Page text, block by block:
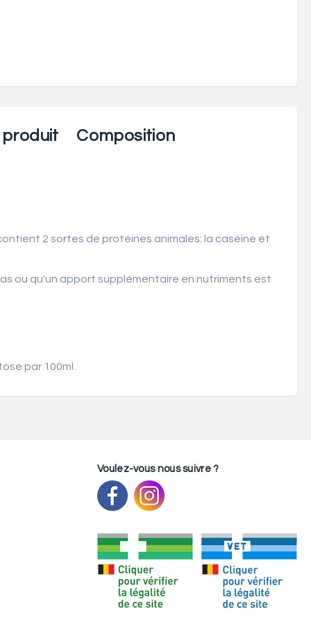
Composition
2 sortes de protéines animales: la caséine et
ou qu'un apport supplémentaire en nutriments est
par 100ml.
Voulez-vous nous suivre ?